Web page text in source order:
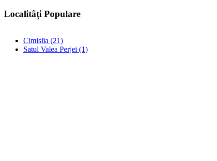
Localitâți Populare
Cimislia (21)
Satul Valea Perjei (1)